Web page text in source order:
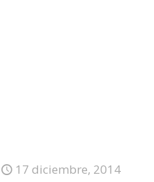
17 diciembre, 2014